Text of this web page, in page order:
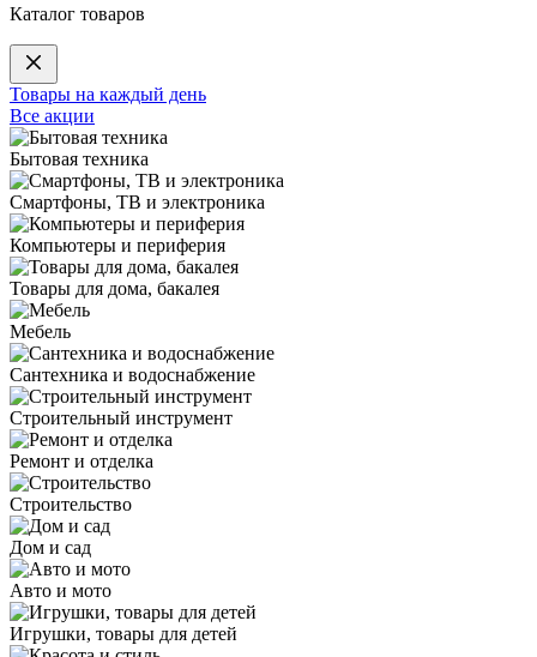
Каталог товаров
Товары на каждый день
Все акции
Бытовая техника
Смартфоны, ТВ и электроника
Компьютеры и периферия
Товары для дома, бакалея
Мебель
Сантехника и водоснабжение
Строительный инструмент
Ремонт и отделка
Строительство
Дом и сад
Авто и мото
Игрушки, товары для детей